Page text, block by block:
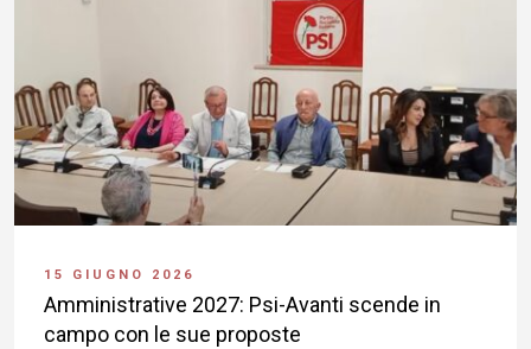
15 GIUGNO 2026
Amministrative 2027: Psi-Avanti scende in
campo con le sue proposte